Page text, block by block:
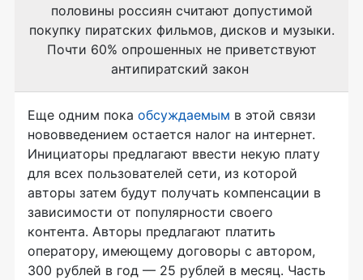
половины россиян считают допустимой
покупку пиратских фильмов, дисков и музыки.
Почти 60% опрошенных не приветствуют
антипиратский закон
Еще одним пока обсуждаемым в этой связи
нововведением остается налог на интернет.
Инициаторы предлагают ввести некую плату
для всех пользователей сети, из которой
авторы затем будут получать компенсации в
зависимости от популярности своего
контента. Авторы предлагают платить
оператору, имеющему договоры с автором,
300 рублей в год — 25 рублей в месяц. Часть